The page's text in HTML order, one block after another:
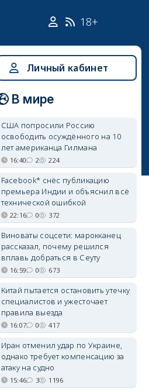
18+
Личный кабинет
В мире
США попросили Россию
освободить осуждённого на 10
лет американца Гилмана
16:40 2 224
Facebook* снёс публикацию
премьера Индии и объяснил всё
технической ошибкой
22:16 0 372
Виноваты соцсети: марокканец
рассказал, почему решился
вплавь добраться в Сеуту
16:59 0 673
Китай пытается остановить утечку
специалистов и ужесточает
правила выезда
16:07 0 417
Иран отменил удар по Украине,
однако требует компенсацию за
атаку на судно
15:46 3 1196